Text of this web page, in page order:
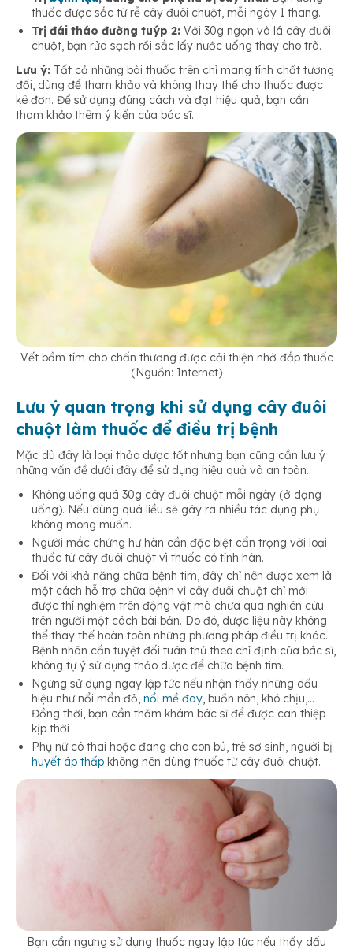
thuốc được sắc từ rễ cây đuôi chuột, mỗi ngày 1 thang.
Trị đái tháo đường tuýp 2: Với 30g ngọn và lá cây đuôi
chuột, bạn rửa sạch rồi sắc lấy nước uống thay cho trà.
Lưu ý: Tất cả những bài thuốc trên chỉ mang tính chất tương
đối, dùng để tham khảo và không thay thế cho thuốc được
kê đơn. Để sử dụng đúng cách và đạt hiệu quả, bạn cần
tham khảo thêm ý kiến của bác sĩ.
Vết bầm tím cho chấn thương được cải thiện nhờ đắp thuốc
(Nguồn: Internet)
Lưu ý quan trọng khi sử dụng cây đuôi
chuột làm thuốc để điều trị bệnh
Mặc dù đây là loại thảo dược tốt nhưng bạn cũng cần lưu ý
những vấn đề dưới đây để sử dụng hiệu quả và an toàn.
Không uống quá 30g cây đuôi chuột mỗi ngày (ở dạng
uống). Nếu dùng quá liều sẽ gây ra nhiều tác dụng phụ
không mong muốn.
Người mắc chứng hư hàn cần đặc biệt cẩn trọng với loại
thuốc từ cây đuôi chuột vì thuốc có tính hàn.
Đối với khả năng chữa bệnh tim, đây chỉ nên được xem là
một cách hỗ trợ chữa bệnh vì cây đuôi chuột chỉ mới
được thí nghiệm trên động vật mà chưa qua nghiên cứu
trên người một cách bài bản. Do đó, dược liệu này không
thể thay thế hoàn toàn những phương pháp điều trị khác.
Bệnh nhân cần tuyệt đối tuân thủ theo chỉ định của bác sĩ,
không tự ý sử dụng thảo dược để chữa bệnh tim.
Ngừng sử dụng ngay lập tức nếu nhận thấy những dấu
hiệu như nổi mẩn đỏ, nổi mề đay, buồn nôn, khó chịu,…
Đồng thời, bạn cần thăm khám bác sĩ để được can thiệp
kịp thời
Phụ nữ có thai hoặc đang cho con bú, trẻ sơ sinh, người bị
huyết áp thấp không nên dùng thuốc từ cây đuôi chuột.
Bạn cần ngưng sử dụng thuốc ngay lập tức nếu thấy dấu